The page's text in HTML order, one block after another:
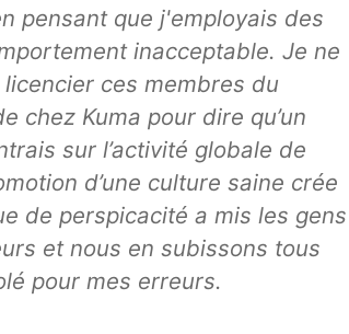
pensant que j'employais des
inacceptable. Je ne
ces membres du
chez Kuma pour dire qu’un
sur l’activité globale de
d’une culture saine crée
de perspicacité a mis les gens
et nous en subissons tous
pour mes erreurs.